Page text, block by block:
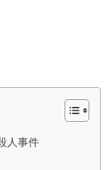
人事件